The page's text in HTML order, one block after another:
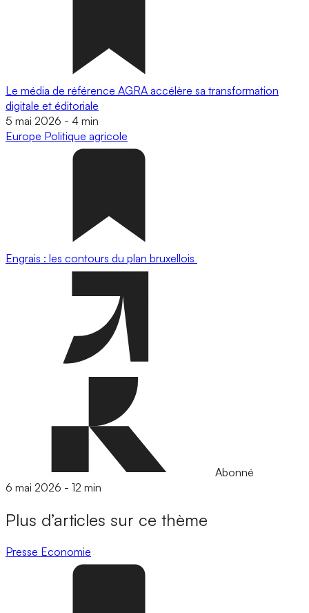
Le média de référence AGRA accélère sa transformation
digitale et éditoriale
5 mai 2026 - 4 min
Europe Politique agricole
Engrais : les contours du plan bruxellois
Abonné
6 mai 2026 - 12 min
Plus d’articles sur ce thème
Presse Economie